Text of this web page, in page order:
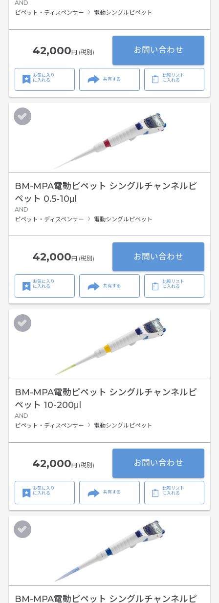
AND
ピペット・ディスペンサー
電動シングルピペット
42,000円 (税別) お問い合わせ
お気に入り
に入れる
共有する
比較リスト
に入れる
BM-MPA電動ピペット シングルチャンネルピ
ペット 0.5-10μl
AND
ピペット・ディスペンサー
電動シングルピペット
42,000円 (税別) お問い合わせ
お気に入り
に入れる
共有する
比較リスト
に入れる
BM-MPA電動ピペット シングルチャンネルピ
ペット 10-200μl
AND
ピペット・ディスペンサー
電動シングルピペット
42,000円 (税別) お問い合わせ
お気に入り
に入れる
共有する
比較リスト
に入れる
BM-MPA電動ピペット シングルチャンネルピ